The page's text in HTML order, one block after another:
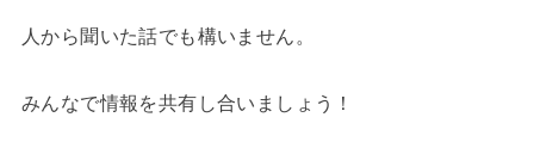
人から聞いた話でも構いません。
みんなで情報を共有し合いましょう！